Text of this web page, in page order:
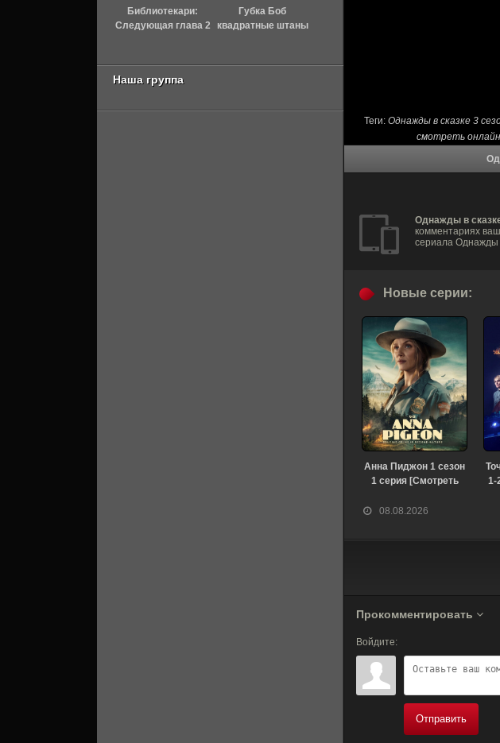
Теги: Однажды в сказке 3
смотреть
Однажды в
комментариях
сериала Однажды
08.08.2026
Новые серии:
Анна Пиджон 1 сезон
1 серия [Смотреть
1-
Прокомментировать
Войдите:
Отправить
Библиотекари:
Следующая глава 2
Губка Боб
квадратные штаны
Наша группа